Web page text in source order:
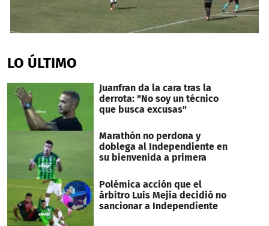
of
1
45
seconds
LO ÚLTIMO
Juanfran da la cara tras la
derrota: "No soy un técnico
que busca excusas"
Marathón no perdona y
doblega al Independiente en
su bienvenida a primera
Polémica acción que el
árbitro Luis Mejía decidió no
sancionar a Independiente